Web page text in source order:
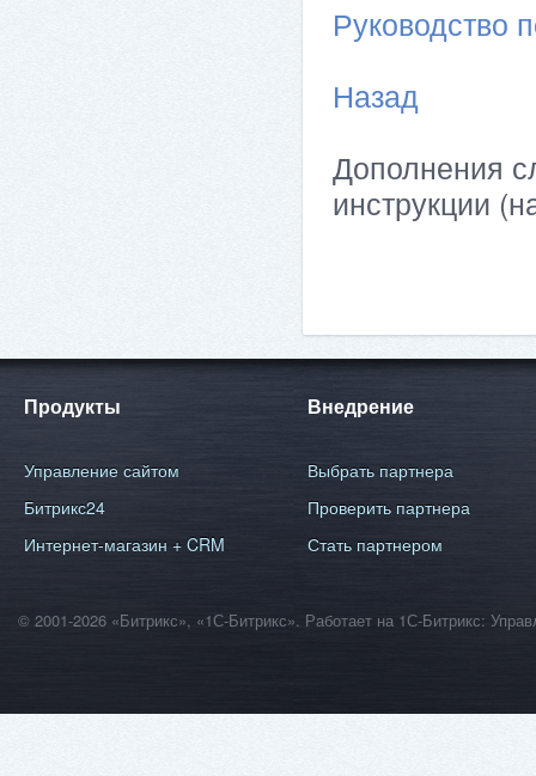
Руководство
Назад
Дополнения
инструкции
Продукты
Управление сайтом
Битрикс24
Интернет-магазин + CRM
Внедрение
Выбрать партнера
Проверить партнера
Стать партнером
© 2001-2026 «Битрикс», «1С-Битрикс». Работает на 1С-Битрикс: